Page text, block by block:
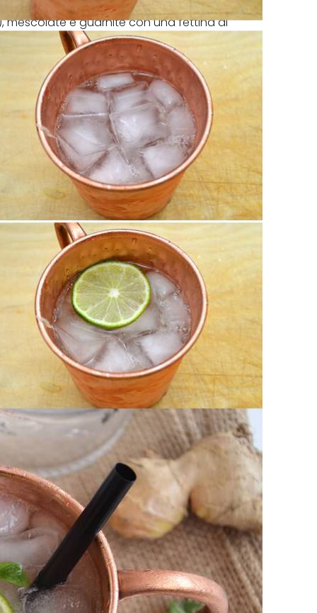
mescolate e guarnite con una fettina di